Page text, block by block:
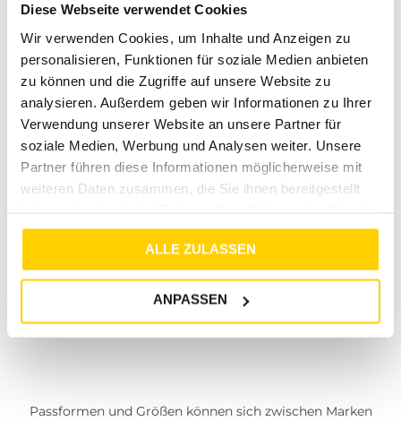
Diese Webseite verwendet Cookies
Wir verwenden Cookies, um Inhalte und Anzeigen zu
personalisieren, Funktionen für soziale Medien anbieten
zu können und die Zugriffe auf unsere Website zu
analysieren. Außerdem geben wir Informationen zu Ihrer
Verwendung unserer Website an unsere Partner für
soziale Medien, Werbung und Analysen weiter. Unsere
Partner führen diese Informationen möglicherweise mit
weiteren Daten zusammen, die Sie ihnen bereitgestellt
gesammelt haben.
ALLE ZULASSEN
ANPASSEN
Saisonale Auswahl und
wechselnde Verfügbarkeit
Die Zusammenstellung dieser Neu-Kategorie verändert
sich mit Warenzugang und Saison. Einzelne Modelle,
Größen oder Farben können kurzfristig hinzukommen
Marken und Modelle einzeln
Passformen und Größen können sich zwischen Marken